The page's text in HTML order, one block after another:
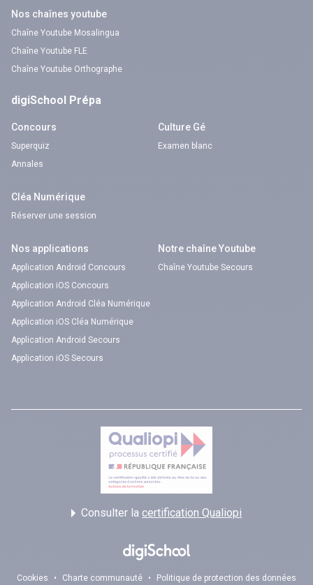
Nos chaînes youtube
Chaîne Youtube Mosalingua
Chaîne Youtube FLE
Chaîne Youtube Orthographe
digiSchool Prépa
Concours
Superquiz
Annales
Culture Gé
Examen blanc
Cléa Numérique
Réserver une session
Nos applications
Application Android Concours
Application iOS Concours
Application Android Cléa Numérique
Application iOS Cléa Numérique
Application Android Secours
Application iOS Secours
Notre chaîne Youtube
Chaîne Youtube Secours
Consulter la certification Qualiopi
Cookies • Charte communauté • Politique de protection des données